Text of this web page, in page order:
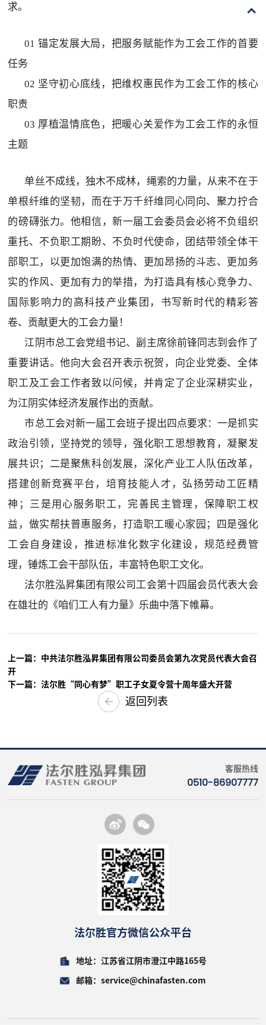
求。
01 锚定发展大局，把服务赋能作为工会工作的首要
任务
02 坚守初心底线，把维权惠民作为工会工作的核心
职责
03 厚植温情底色，把暖心关爱作为工会工作的永恒
主题
单丝不成线，独木不成林，绳索的力量，从来不在于
单根纤维的坚韧，而在于万千纤维同心同向、聚力拧合
的磅礴张力。他相信，新一届工会委员会必将不负组织
重托、不负职工期盼、不负时代使命，团结带领全体干
部职工，以更加饱满的热情、更加昂扬的斗志、更加务
实的作风、更加有力的举措，为打造具有核心竞争力、
国际影响力的高科技产业集团，书写新时代的精彩答
卷、贡献更大的工会力量！
江阴市总工会党组书记、副主席徐前锋同志到会作了
重要讲话。他向大会召开表示祝贺，向企业党委、全体
职工及工会工作者致以问候，并肯定了企业深耕实业，
为江阴实体经济发展作出的贡献。
市总工会对新一届工会班子提出四点要求：一是抓实
政治引领，坚持党的领导，强化职工思想教育，凝聚发
展共识；二是聚焦科创发展，深化产业工人队伍改革，
搭建创新竞赛平台，培育技能人才，弘扬劳动工匠精
神；三是用心服务职工，完善民主管理，保障职工权
益，做实帮扶普惠服务，打造职工暖心家园；四是强化
工会自身建设，推进标准化数字化建设，规范经费管
理，锤炼工会干部队伍，丰富特色职工文化。
法尔胜泓昇集团有限公司工会第十四届会员代表大会
在雄壮的《咱们工人有力量》乐曲中落下帷幕。
上一篇：中共法尔胜泓昇集团有限公司委员会第九次党员代表大会召
开
下一篇：法尔胜“同心有梦”职工子女夏令营十周年盛大开营
返回列表
客服热线
0510-86907777
法尔胜官方微信公众平台
地址：江苏省江阴市澄江中路165号
邮箱：service@chinafasten.com